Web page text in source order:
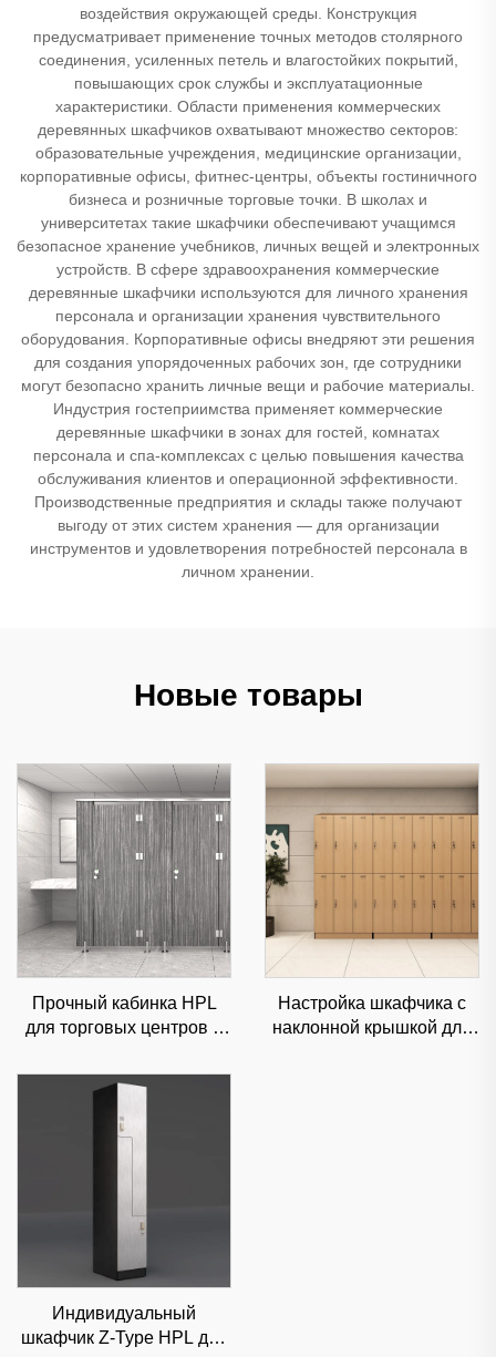
воздействия окружающей среды. Конструкция
предусматривает применение точных методов столярного
соединения, усиленных петель и влагостойких покрытий,
повышающих срок службы и эксплуатационные
характеристики. Области применения коммерческих
деревянных шкафчиков охватывают множество секторов:
образовательные учреждения, медицинские организации,
корпоративные офисы, фитнес-центры, объекты гостиничного
бизнеса и розничные торговые точки. В школах и
университетах такие шкафчики обеспечивают учащимся
безопасное хранение учебников, личных вещей и электронных
устройств. В сфере здравоохранения коммерческие
деревянные шкафчики используются для личного хранения
персонала и организации хранения чувствительного
оборудования. Корпоративные офисы внедряют эти решения
для создания упорядоченных рабочих зон, где сотрудники
могут безопасно хранить личные вещи и рабочие материалы.
Индустрия гостеприимства применяет коммерческие
деревянные шкафчики в зонах для гостей, комнатах
персонала и спа-комплексах с целью повышения качества
обслуживания клиентов и операционной эффективности.
Производственные предприятия и склады также получают
выгоду от этих систем хранения — для организации
инструментов и удовлетворения потребностей персонала в
личном хранении.
Новые товары
Прочный кабинка HPL
для торговых центров и
звукоизолированная
перегородка
Настройка шкафчика с
наклонной крышкой для
Индивидуальный
шкафчик Z-Type HPL для